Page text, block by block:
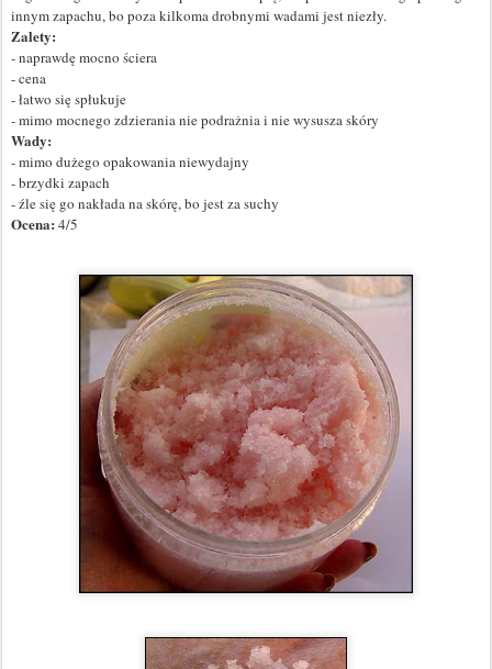
innym zapachu, bo poza kilkoma drobnymi wadami jest niezły.
Zalety:
- naprawdę mocno ściera
- cena
- łatwo się spłukuje
- mimo mocnego zdzierania nie podrażnia i nie wysusza skóry
Wady:
- mimo dużego opakowania niewydajny
- brzydki zapach
- źle się go nakłada na skórę, bo jest za suchy
Ocena: 4/5